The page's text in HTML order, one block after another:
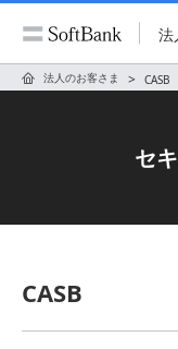
法
法人のお客さま CASB
セ
CASB